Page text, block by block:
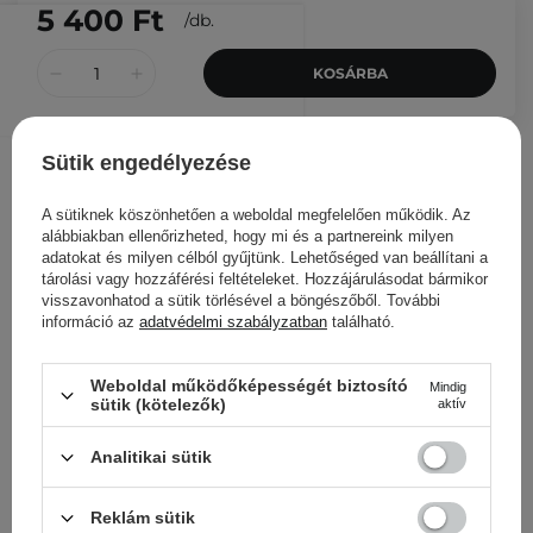
5 400 Ft /db.
KOSÁRBA
Más ügyfeleink ezeket is
nézegették
Sütik engedélyezése
A sütiknek köszönhetően a weboldal megfelelően működik. Az
alábbiakban ellenőrizheted, hogy mi és a partnereink milyen
adatokat és milyen célból gyűjtünk. Lehetőséged van beállítani a
tárolási vagy hozzáférési feltételeket. Hozzájárulásodat bármikor
visszavonhatod a sütik törlésével a böngészőből. További
információ az adatvédelmi szabályzatban található.
Weboldal működőképességét biztosító
sütik (kötelezők)
Mindig
aktív
Analitikai sütik
Reklám sütik